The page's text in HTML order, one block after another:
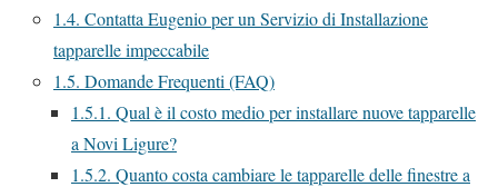
1.4. Contatta Eugenio per un Servizio di Installazione
tapparelle impeccabile
1.5. Domande Frequenti (FAQ)
1.5.1. Qual è il costo medio per installare nuove tapparelle
a Novi Ligure?
1.5.2. Quanto costa cambiare le tapparelle delle finestre a